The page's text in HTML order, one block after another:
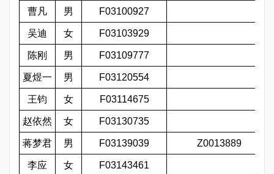
曹凡 男 F03100927
吴迪 女 F03103929
陈刚 男 F03109777
夏煜一 男 F03120554
王钧 女 F03114675
赵依然 女 F03130735
蒋梦君 男 F03139039 Z0013889
李应 女 F03143461